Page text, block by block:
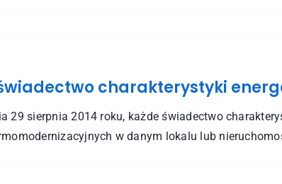
charakterystyki
29 sierpnia 2014 roku, każde świadectwo
w danym lokalu lub